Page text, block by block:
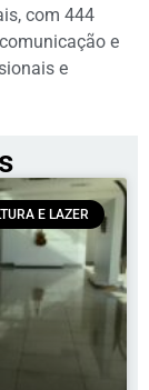
com 444
e
e
E LAZER